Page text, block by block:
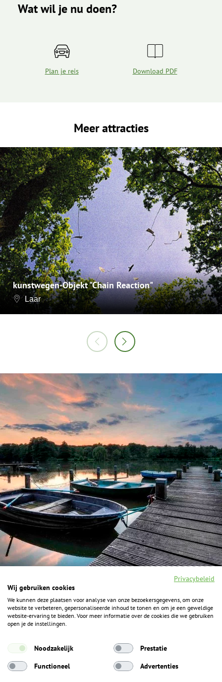
Wat wil je nu doen?
Plan je reis Download PDF
Meer attracties
kunstwegen-Objekt "Chain Reaction"
Laar
F
a
c
o
o
I
n
s
g
a
Y
o
u
b
P
i
n
ALGEMENE INFORMATIE
Het Geheim over de grens zijn de Duitse vakantieregio’s
Privacybeleid
Wij gebruiken cookies
We kunnen deze plaatsen voor analyse van onze bezoekersgegevens, om onze
website te verbeteren, gepersonaliseerde inhoud te tonen en om je een geweldige
website-ervaring te bieden. Voor meer informatie over de cookies die we gebruiken
open je de instellingen.
Noodzakelijk
Prestatie
Functioneel
Advertenties